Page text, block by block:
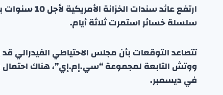
سلسلة خسائر استمرت ثلاثة أيام.
تتصاعد التوقعات بأن مجلس الاحتياطي الفيدرالي
في ديسمبر.